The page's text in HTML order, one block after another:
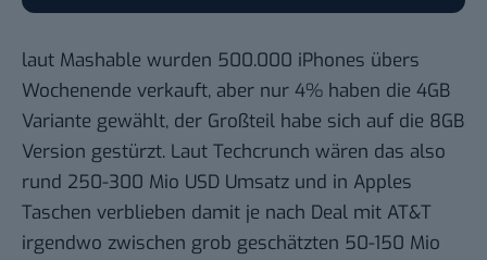
laut Mashable wurden 500.000 iPhones übers
Wochenende verkauft, aber nur 4% haben die 4GB
Variante gewählt, der Großteil habe sich auf die 8GB
Version gestürzt. Laut Techcrunch wären das also
rund 250-300 Mio USD Umsatz und in Apples
Taschen verblieben damit je nach Deal mit AT&T
irgendwo zwischen grob geschätzten 50-150 Mio